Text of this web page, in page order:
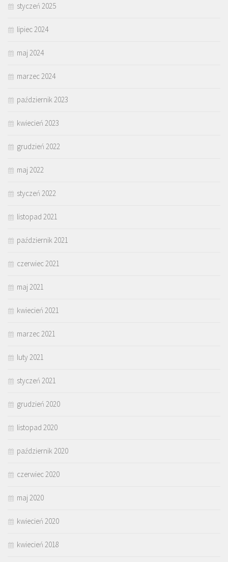
styczeń 2025
lipiec 2024
maj 2024
marzec 2024
październik 2023
kwiecień 2023
grudzień 2022
maj 2022
styczeń 2022
listopad 2021
październik 2021
czerwiec 2021
maj 2021
kwiecień 2021
marzec 2021
luty 2021
styczeń 2021
grudzień 2020
listopad 2020
październik 2020
czerwiec 2020
maj 2020
kwiecień 2020
kwiecień 2018